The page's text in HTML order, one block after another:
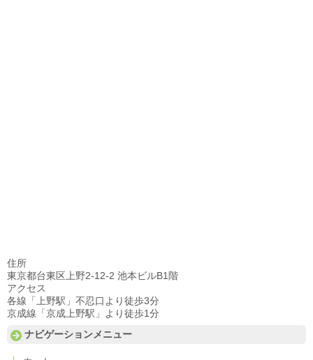
住所
東京都台東区上野2-12-2 池本ビルB1階
アクセス
各線「上野駅」不忍口より徒歩3分
京成線「京成上野駅」より徒歩1分
ナビゲーションメニュー